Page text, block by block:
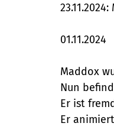
01.11.2024
Maddox
Nun
Er ist
Er